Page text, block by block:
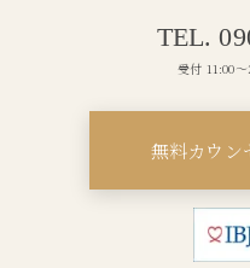
TEL.
受付 11:00〜
無料カウン